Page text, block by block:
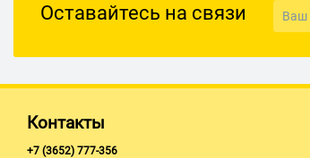
Питание
Оставайтесь на связи
Контакты
+7 (3652) 777-356